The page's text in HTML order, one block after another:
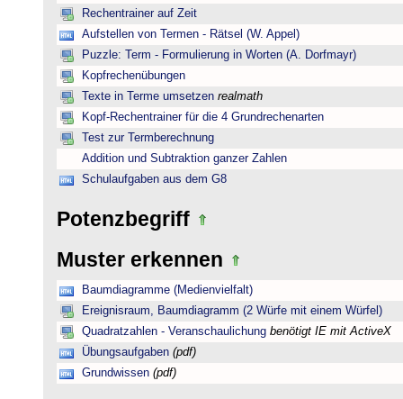
Rechentrainer auf Zeit
Aufstellen von Termen - Rätsel (W. Appel)
Puzzle: Term - Formulierung in Worten (A. Dorfmayr)
Kopfrechenübungen
Texte in Terme umsetzen realmath
Kopf-Rechentrainer für die 4 Grundrechenarten
Test zur Termberechnung
Addition und Subtraktion ganzer Zahlen
Schulaufgaben aus dem G8
Potenzbegriff
Muster erkennen
Baumdiagramme (Medienvielfalt)
Ereignisraum, Baumdiagramm (2 Würfe mit einem Würfel)
Quadratzahlen - Veranschaulichung benötigt IE mit ActiveX
Übungsaufgaben (pdf)
Grundwissen (pdf)